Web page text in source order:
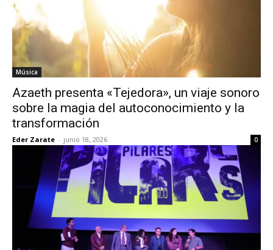
Música
Azaeth presenta «Tejedora», un viaje sonoro
sobre la magia del autoconocimiento y la
transformación
Eder Zarate - junio 18, 2026 0